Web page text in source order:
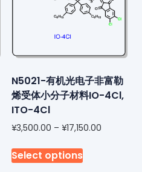
N5021-有机光电子非富勒
烯受体小分子材料IO-4Cl,
ITO-4Cl
¥3,500.00 – ¥17,150.00
Select options